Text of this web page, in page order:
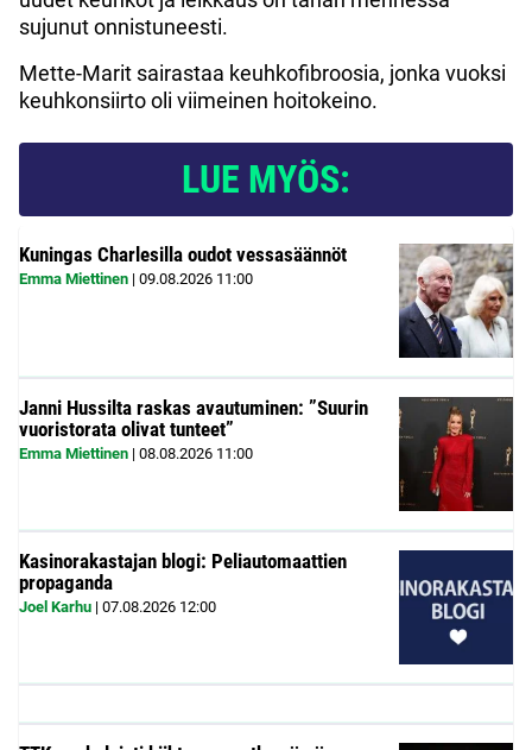
sujunut onnistuneesti.
Mette-Marit sairastaa keuhkofibroosia, jonka vuoksi
keuhkonsiirto oli viimeinen hoitokeino.
LUE MYÖS:
Kuningas Charlesilla oudot vessasäännöt
Emma Miettinen | 09.08.2026 11:00
Janni Hussilta raskas avautuminen: ”Suurin
vuoristorata olivat tunteet”
Emma Miettinen | 08.08.2026 11:00
Kasinorakastajan blogi: Peliautomaattien
propaganda
Joel Karhu | 07.08.2026 12:00